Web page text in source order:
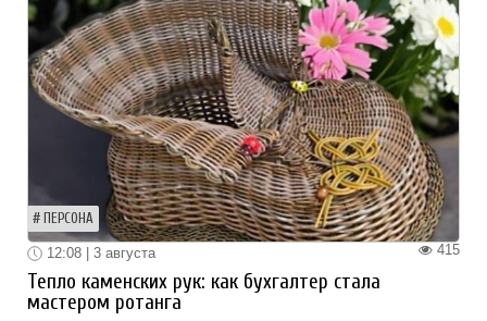
ПЕРСОНА
415
12:08 | 3 августа
Тепло каменских рук: как бухгалтер стала
мастером ротанга